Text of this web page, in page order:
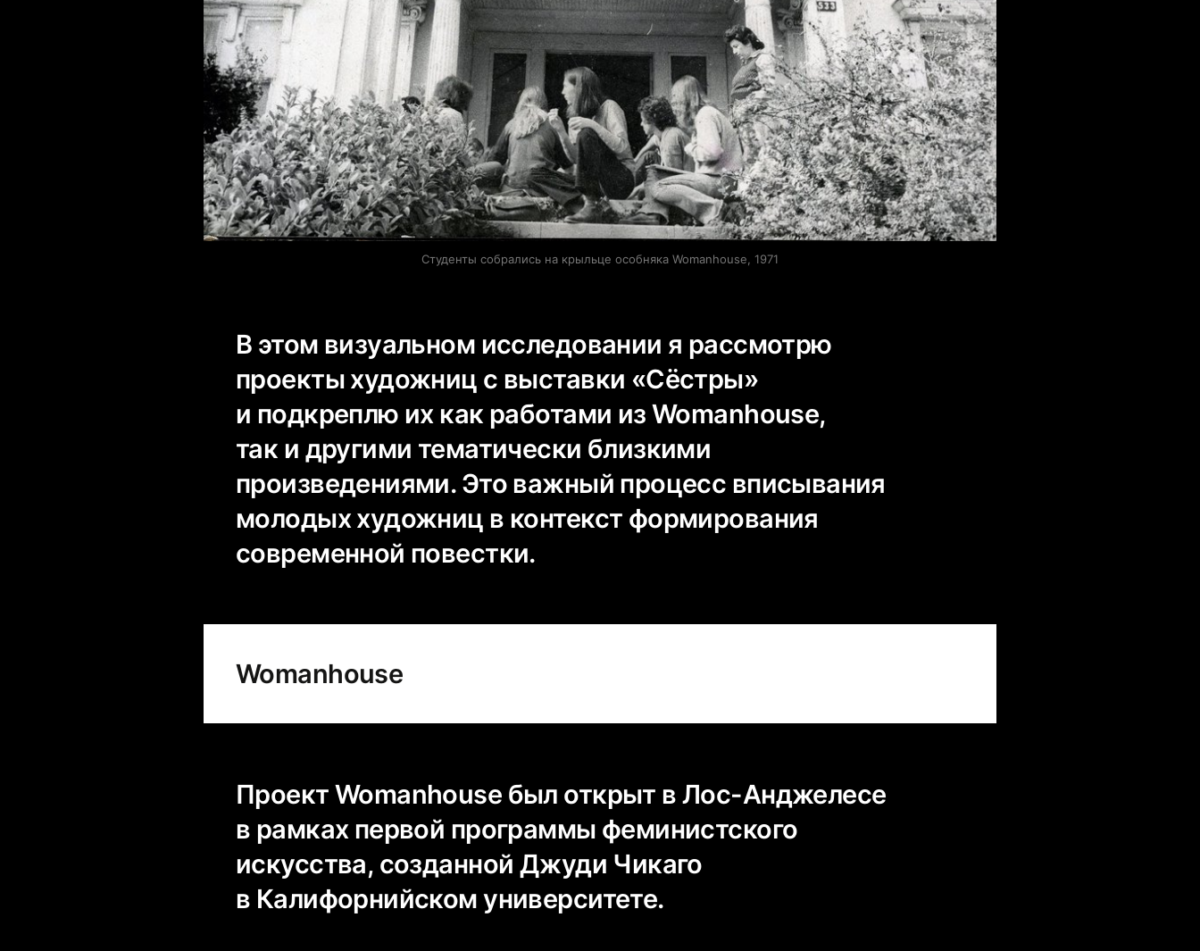
Студенты собрались на крыльце особняка Womanhouse, 1971
В этом визуальном исследовании я рассмотрю
проекты художниц с выставки «Сёстры»
и подкреплю их как работами из Womanhouse,
так и другими тематически близкими
произведениями. Это важный процесс вписывания
молодых художниц в контекст формирования
современной повестки.
Womanhouse
Проект Womanhouse был открыт в Лос-Анджелесе
в рамках первой программы феминистского
искусства, созданной Джуди Чикаго
в Калифорнийском университете.